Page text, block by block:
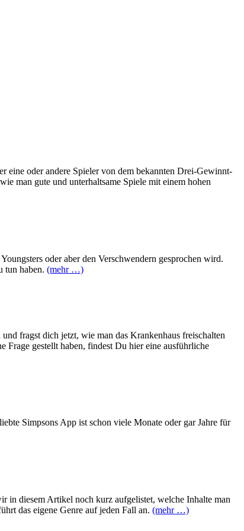
eine oder andere Spieler von dem bekannten Drei-Gewinnt-
man gute und unterhaltsame Spiele mit einem hohen
oder aber den Verschwendern gesprochen wird.
tun haben. (mehr …)
fragst dich jetzt, wie man das Krankenhaus freischalten
Frage gestellt haben, findest Du hier eine ausführliche
Simpsons App ist schon viele Monate oder gar Jahre für
in diesem Artikel noch kurz aufgelistet, welche Inhalte man
das eigene Genre auf jeden Fall an. (mehr …)